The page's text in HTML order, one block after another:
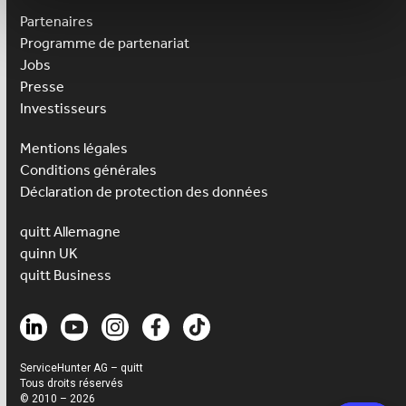
Partenaires
Programme de partenariat
Jobs
Presse
Investisseurs
Mentions légales
Conditions générales
Déclaration de protection des données
quitt Allemagne
quinn UK
quitt Business
ServiceHunter AG – quitt
Tous droits réservés
© 2010 – 2026